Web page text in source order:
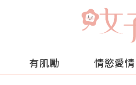
有肌勵 情慾愛情